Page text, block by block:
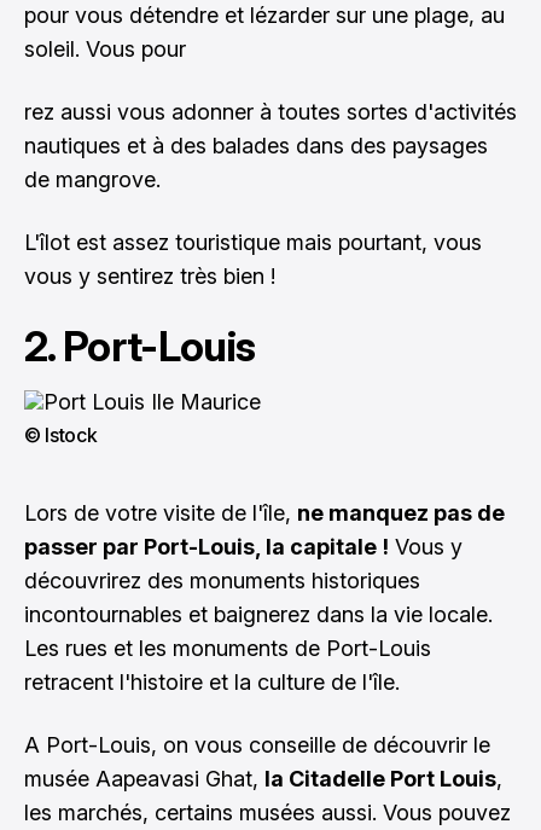
pour vous détendre et lézarder sur une plage, au
soleil. Vous pour
rez aussi vous adonner à toutes sortes d'activités
nautiques et à des balades dans des paysages
de mangrove.
L'îlot est assez touristique mais pourtant, vous
vous y sentirez très bien !
2. Port-Louis
© Istock
Lors de votre visite de l'île, ne manquez pas de
passer par Port-Louis, la capitale ! Vous y
découvrirez des monuments historiques
incontournables et baignerez dans la vie locale.
Les rues et les monuments de Port-Louis
retracent l'histoire et la culture de l'île.
A Port-Louis, on vous conseille de découvrir le
musée Aapeavasi Ghat, la Citadelle Port Louis,
les marchés, certains musées aussi. Vous pouvez